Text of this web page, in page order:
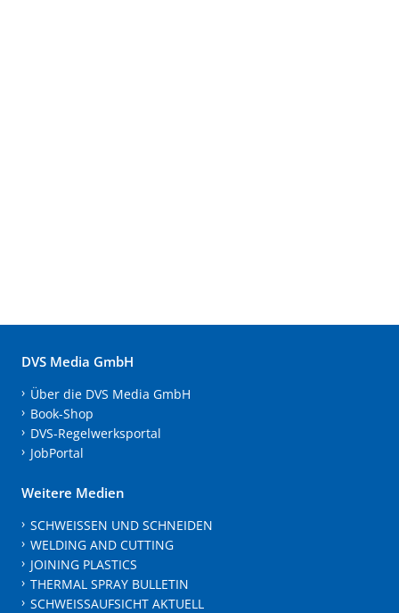
DVS Media GmbH
Über die DVS Media GmbH
Book-Shop
DVS-Regelwerksportal
JobPortal
Weitere Medien
SCHWEISSEN UND SCHNEIDEN
WELDING AND CUTTING
JOINING PLASTICS
THERMAL SPRAY BULLETIN
SCHWEISSAUFSICHT AKTUELL